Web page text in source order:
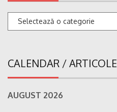
Categorii
CALENDAR / ARTICOLE
AUGUST 2026